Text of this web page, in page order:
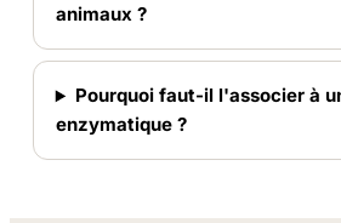
animaux ?
Pourquoi faut-il l'associer à
enzymatique ?